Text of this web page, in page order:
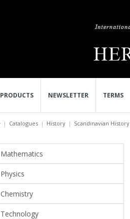
PRODUCTS NEWSLETTER TERMS
Catalogues History Scandinavian History
Mathematics
Physics
Chemistry
Technology